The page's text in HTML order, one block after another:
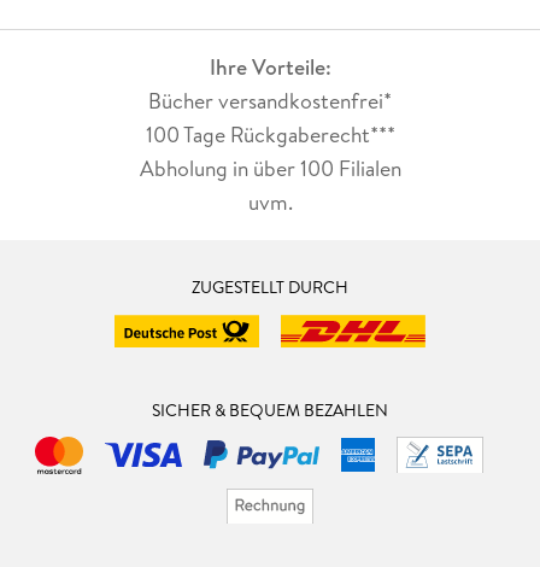
Ihre Vorteile:
Bücher versandkostenfrei*
100 Tage Rückgaberecht***
Abholung in über 100 Filialen
uvm.
ZUGESTELLT DURCH
SICHER & BEQUEM BEZAHLEN